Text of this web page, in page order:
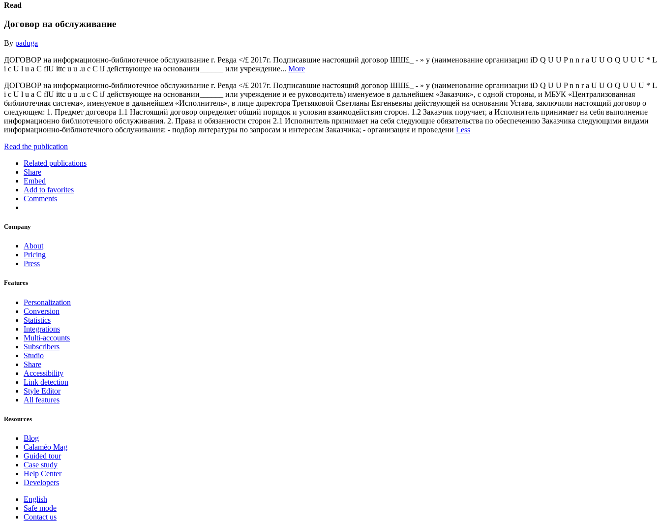
Read
Договор на обслуживание
By paduga
ДОГОВОР на информационно-библиотечное обслуживание г. Ревда </£ 2017г. Подписавшие настоящий договор ШШ£_ - » у (наименование организации iD Q U U P n n r a U U O Q U U U * L
i c U l u a C flU ittc u u .u c C iJ действующее на основании______ или учреждение... More
ДОГОВОР на информационно-библиотечное обслуживание г. Ревда </£ 2017г. Подписавшие настоящий договор ШШ£_ - » у (наименование организации iD Q U U P n n r a U U O Q U U U * L
i c U l u a C flU ittc u u .u c C iJ действующее на основании______ или учреждение и ее руководитель) именуемое в дальнейшем «Заказчик», с одной стороны, и МБУК «Централизованная
библиотечная система», именуемое в дальнейшем «Исполнитель», в лице директора Третьяковой Светланы Евгеньевны действующей на основании Устава, заключили настоящий договор о
следующем: 1. Предмет договора 1.1 Настоящий договор определяет общий порядок и условия взаимодействия сторон. 1.2 Заказчик поручает, а Исполнитель принимает на себя выполнение
информационно­ библиотечного обслуживания. 2. Права и обязанности сторон 2.1 Исполнитель принимает на себя следующие обязательства по обеспечению Заказчика следующими видами
информационно-библиотечного обслуживания: - подбор литературы по запросам и интересам Заказчика; - организация и проведени Less
Read the publication
Related publications
Share
Embed
Add to favorites
Comments
Company
About
Pricing
Press
Features
Personalization
Conversion
Statistics
Integrations
Multi-accounts
Subscribers
Studio
Share
Accessibility
Link detection
Style Editor
All features
Resources
Blog
Calaméo Mag
Guided tour
Case study
Help Center
Developers
English
Safe mode
Contact us